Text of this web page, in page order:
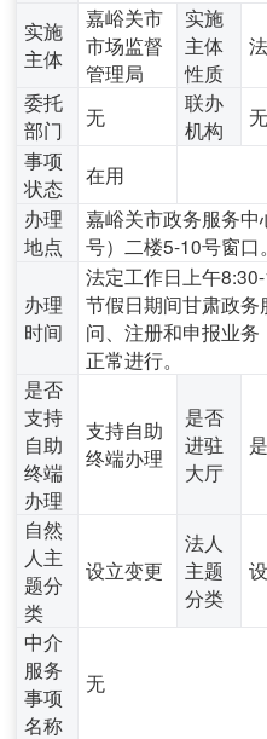
实施
主体
嘉峪关市
市场监督
管理局
实施
主体
性质
委托
部门
无
联办
机构
无
事项
状态
在用
办理
地点
嘉峪关市政务服务
号）二楼5-10号窗口。
办理
时间
法定工作日上午
节假日期间甘肃政
问、注册和申报业
正常进行。
是否
支持
自助
终端
办理
支持自助
终端办理
是否
进驻
大厅
是
自然
人主
题分
类
设立变更
法人
主题
分类
中介
服务
事项
名称
无